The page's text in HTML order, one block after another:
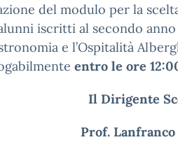
del modulo per la
iscritti al secondo
e l’Ospitalità
entro le ore
Il Dirigente
Prof.